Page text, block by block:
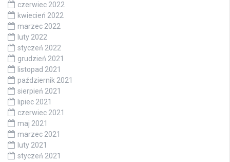
czerwiec 2022
kwiecień 2022
marzec 2022
luty 2022
styczeń 2022
grudzień 2021
listopad 2021
październik 2021
sierpień 2021
lipiec 2021
czerwiec 2021
maj 2021
marzec 2021
luty 2021
styczeń 2021